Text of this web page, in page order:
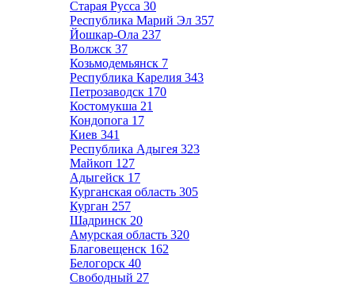
Старая Русса 30
Республика Марий Эл 357
Йошкар-Ола 237
Волжск 37
Козьмодемьянск 7
Республика Карелия 343
Петрозаводск 170
Костомукша 21
Кондопога 17
Киев 341
Республика Адыгея 323
Майкоп 127
Адыгейск 17
Курганская область 305
Курган 257
Шадринск 20
Амурская область 320
Благовещенск 162
Белогорск 40
Свободный 27